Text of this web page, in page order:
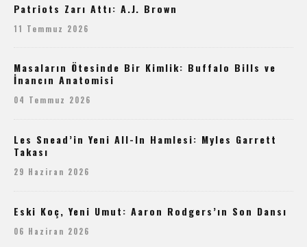
Patriots Zarı Attı: A.J. Brown
11 Temmuz 2026
Masaların Ötesinde Bir Kimlik: Buffalo Bills ve
İnancın Anatomisi
04 Temmuz 2026
Les Snead’in Yeni All-In Hamlesi: Myles Garrett
Takası
29 Haziran 2026
Eski Koç, Yeni Umut: Aaron Rodgers’ın Son Dansı
06 Haziran 2026